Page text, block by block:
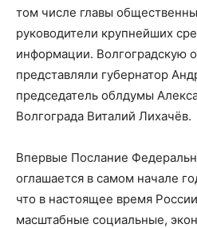
том числе главы
руководители крупнейших
информации. Волгоградскую
представляли губернатор
председатель облдумы
Волгограда Виталий Лихачёв.
Впервые Послание
оглашается в самом начале
что в настоящее время
масштабные социальные,